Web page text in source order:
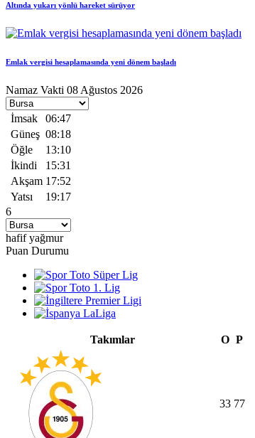
Altında yukarı yönlü hareket sürüyor
Emlak vergisi hesaplamasında yeni dönem başladı
Namaz Vakti 08 Ağustos 2026
İmsak
06:47
Güneş 08:18
Öğle
13:10
İkindi
15:31
Akşam 17:52
Yatsı
19:17
6
hafif yağmur
Puan Durumu
Takımlar O P
33 77